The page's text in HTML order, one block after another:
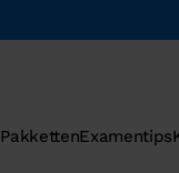
PakkettenExamentips